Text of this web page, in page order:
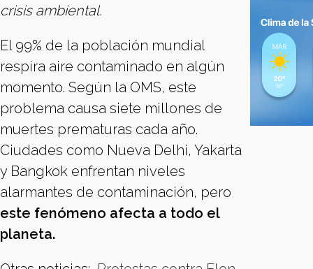
crisis ambiental.
El 99% de la población mundial
respira aire contaminado en algún
momento. Según la OMS, este
problema causa siete millones de
muertes prematuras cada año.
Ciudades como Nueva Delhi, Yakarta
y Bangkok enfrentan niveles
alarmantes de contaminación, pero
este fenómeno afecta a todo el
planeta.